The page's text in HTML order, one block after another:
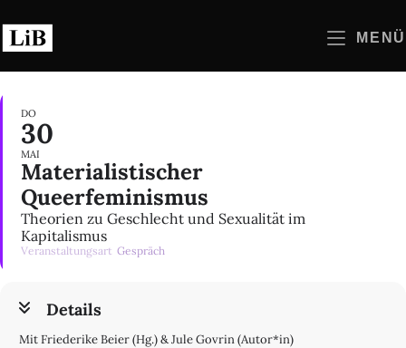
Inhalt
springen
MENÜ
DO
30
MAI
Materialistischer
Queerfeminismus
Theorien zu Geschlecht und Sexualität im
Kapitalismus
Veranstaltungsart Gespräch
Details
Mit Friederike Beier (Hg.) & Jule Govrin (Autor*in)